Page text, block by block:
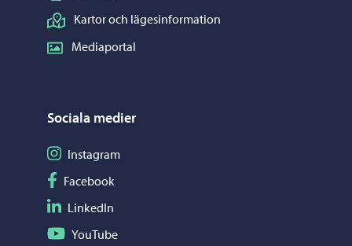
Kartor och lägesinformation
Mediaportal
Sociala medier
Följ på Instagram
Instagram
Följ på Facebook
Facebook
Följ på LinkedIn
LinkedIn
Följ på YouTube
YouTube